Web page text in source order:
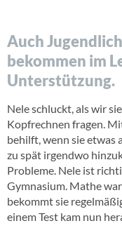
Auch
bekommen im
Unterstützung.
Nele schluckt, als wir
Kopfrechnen fragen.
behilft, wenn sie etwas
zu spät irgendwo
Probleme. Nele ist
Gymnasium. Mathe
bekommt sie
einem Test kam nun